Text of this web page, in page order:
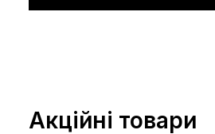
Акційні товари